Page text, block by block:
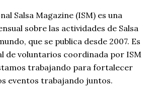
Salsa Magazine (ISM) es una
sobre las actividades de Salsa
que se publica desde 2007. Es
de voluntarios coordinada por ISM
trabajando para fortalecer
eventos trabajando juntos.